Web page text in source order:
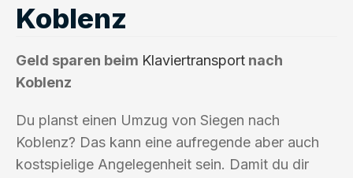
Koblenz
Geld sparen beim Klaviertransport nach
Koblenz
Du planst einen Umzug von Siegen nach
Koblenz? Das kann eine aufregende aber auch
kostspielige Angelegenheit sein. Damit du dir